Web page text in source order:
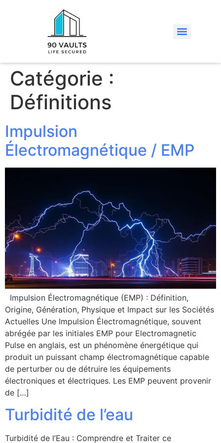
Catégorie :
Définitions
Impulsion
Électromagnétique / EMP
Impulsion Électromagnétique (EMP) : Définition,
Origine, Génération, Physique et Impact sur les Sociétés
Actuelles Une Impulsion Électromagnétique, souvent
abrégée par les initiales EMP pour Electromagnetic
Pulse en anglais, est un phénomène énergétique qui
produit un puissant champ électromagnétique capable
de perturber ou de détruire les équipements
électroniques et électriques. Les EMP peuvent provenir
de […]
Turbidité de l’eau
Turbidité de l’Eau : Comprendre et Traiter ce